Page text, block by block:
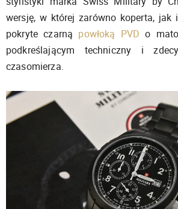
wersję, w której zarówno koperta, jak
pokryte czarną powłoką PVD o
podkreślającym techniczny i
czasomierza.